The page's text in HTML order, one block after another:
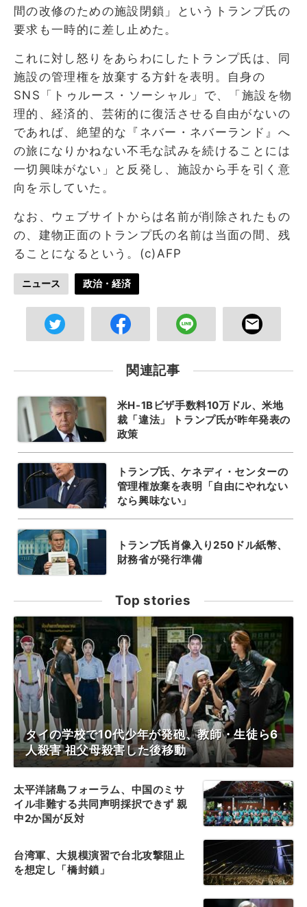
間の改修のための施設閉鎖」というトランプ氏の
要求も一時的に差し止めた。
これに対し怒りをあらわにしたトランプ氏は、同
施設の管理権を放棄する方針を表明。自身の
SNS「トゥルース・ソーシャル」で、「施設を物
理的、経済的、芸術的に復活させる自由がないの
であれば、絶望的な『ネバー・ネバーランド』へ
の旅になりかねない不毛な試みを続けることには
一切興味がない」と反発し、施設から手を引く意
向を示していた。
なお、ウェブサイトからは名前が削除されたもの
の、建物正面のトランプ氏の名前は当面の間、残
ることになるという。(c)AFP
ニュース 政治・経済
関連記事
米H-1Bビザ手数料10万ドル、米地
裁「違法」 トランプ氏が昨年発表の
政策
トランプ氏、ケネディ・センターの
管理権放棄を表明「自由にやれない
なら興味ない」
トランプ氏肖像入り250ドル紙幣、
財務省が発行準備
Top stories
タイの学校で10代少年が発砲、教師・生徒ら6
人殺害 祖父母殺害した後移動
太平洋諸島フォーラム、中国のミサ
イル非難する共同声明採択できず 親
中2か国が反対
台湾軍、大規模演習で台北攻撃阻止
を想定し「橋封鎖」